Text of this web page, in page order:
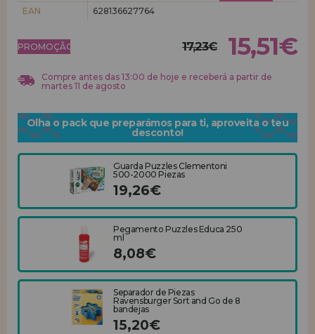
EAN
628136627764
PROMOÇÃO! 17,23€ 15,51€
Compre antes das 13:00 de hoje e receberá a partir de
martes 11 de agosto
Olha o pack que preparámos para ti, aproveita o teu
desconto!
Guarda Puzzles Clementoni
500-2000 Piezas
19,26€
Pegamento Puzzles Educa 250
ml
8,08€
Separador de Piezas
Ravensburger Sort and Go de 8
bandejas
15,20€